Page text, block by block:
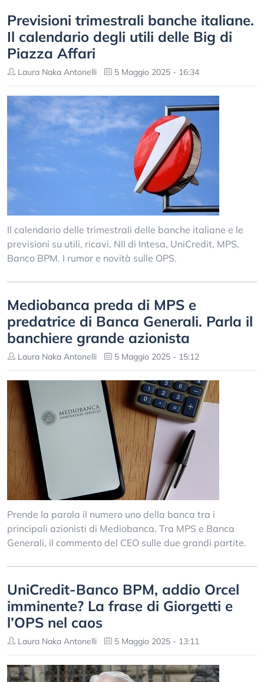
Previsioni trimestrali banche italiane.
Il calendario degli utili delle Big di
Piazza Affari
Laura Naka Antonelli 5 Maggio 2025 - 16:34
Il calendario delle trimestrali delle banche italiane e le
previsioni su utili, ricavi, NII di Intesa, UniCredit, MPS,
Banco BPM. I rumor e novità sulle OPS.
Mediobanca preda di MPS e
predatrice di Banca Generali. Parla il
banchiere grande azionista
Laura Naka Antonelli 5 Maggio 2025 - 15:12
Prende la parola il numero uno della banca tra i
principali azionisti di Mediobanca. Tra MPS e Banca
Generali, il commento del CEO sulle due grandi partite.
UniCredit-Banco BPM, addio Orcel
imminente? La frase di Giorgetti e
l’OPS nel caos
Laura Naka Antonelli 5 Maggio 2025 - 13:11